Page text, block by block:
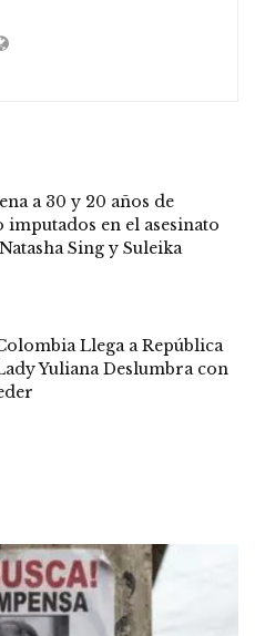
a 30 y 20 años de
en el asesinato
Sing y Suleika
Llega a República
Yuliana Deslumbra con